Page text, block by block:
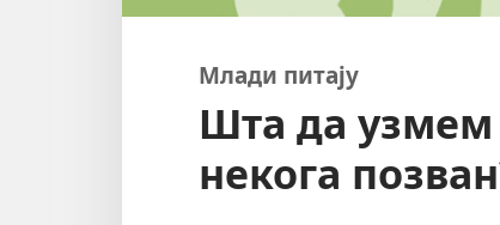
Млади питају
Шта да узмем
некога